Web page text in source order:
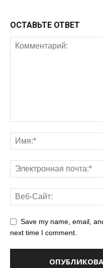
ОСТАВЬТЕ ОТВЕТ
Save my name, email,
next time I comment.